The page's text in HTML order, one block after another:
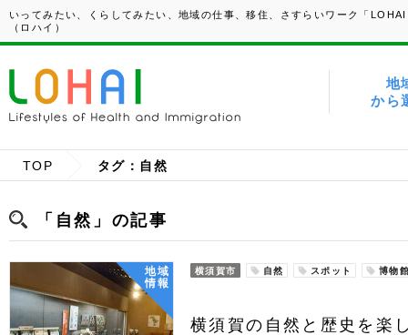
いってみたい、くらしてみたい、地域の仕事、移住、さすらいワーク「
（ロハイ）
地
から
TOP タグ：自然
「自然」の記事
地域
情報
横須賀市 自然 スポット 博物
横須賀の自然と歴史を楽